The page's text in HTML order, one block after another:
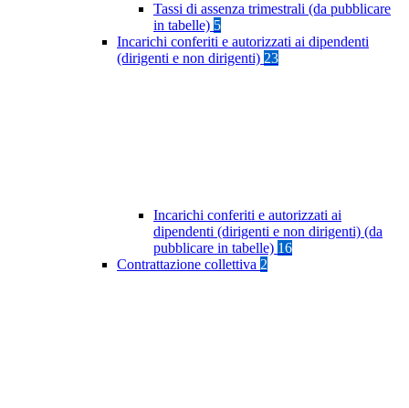
Tassi di assenza trimestrali (da pubblicare
in tabelle) 5
Incarichi conferiti e autorizzati ai dipendenti
(dirigenti e non dirigenti) 23
Incarichi conferiti e autorizzati ai
dipendenti (dirigenti e non dirigenti) (da
pubblicare in tabelle) 16
Contrattazione collettiva 2